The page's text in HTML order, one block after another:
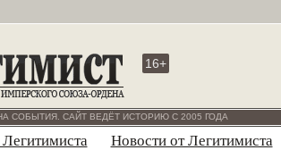
16+
СОБЫТИЯ. САЙТ ВЕДЁТ ИСТОРИЮ С 2005 ГОДА
Легитимиста Новости от Легитимиста